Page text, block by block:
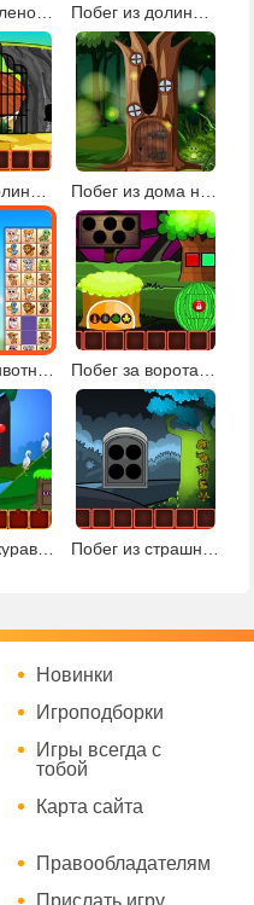
Побег из зеленой усадьбы
Спасение журавля
Новинки
Игроподборки
Игры всегда с
тобой
Карта сайта
Правообладателям
Прислать игру